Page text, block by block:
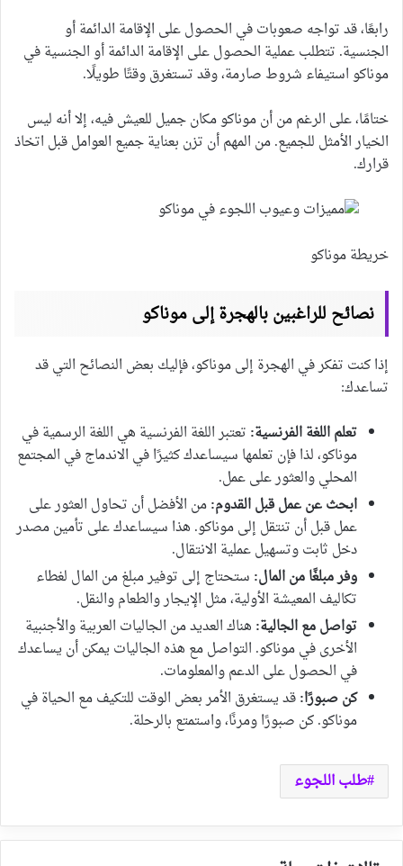
رابعًا، قد تواجه صعوبات في الحصول على الإقامة الدائمة أو
الجنسية. تتطلب عملية الحصول على الإقامة الدائمة أو الجنسية في
موناكو استيفاء شروط صارمة، وقد تستغرق وقتًا طويلًا.
ختامًا، على الرغم من أن موناكو مكان جميل للعيش فيه، إلا أنه ليس
الخيار الأمثل للجميع. من المهم أن تزن بعناية جميع العوامل قبل اتخاذ
قرارك.
خريطة موناكو
نصائح للراغبين بالهجرة إلى موناكو
إذا كنت تفكر في الهجرة إلى موناكو، فإليك بعض النصائح التي قد
تساعدك:
تعلم اللغة الفرنسية: تعتبر اللغة الفرنسية هي اللغة الرسمية في
موناكو، لذا فإن تعلمها سيساعدك كثيرًا في الاندماج في المجتمع
المحلي والعثور على عمل.
ابحث عن عمل قبل القدوم:من الأفضل أن تحاول العثور على
عمل قبل أن تنتقل إلى موناكو. هذا سيساعدك على تأمين مصدر
دخل ثابت وتسهيل عملية الانتقال.
وفر مبلغًا من المال: ستحتاج إلى توفير مبلغ من المال لغطاء
تكاليف المعيشة الأولية، مثل الإيجار والطعام والنقل.
تواصل مع الجالية: هناك العديد من الجاليات العربية والأجنبية
الأخرى في موناكو. التواصل مع هذه الجاليات يمكن أن يساعدك
في الحصول على الدعم والمعلومات.
كن صبورًا:قد يستغرق الأمر بعض الوقت للتكيف مع الحياة في
موناكو. كن صبورًا ومرنًا، واستمتع بالرحلة.
طلب اللجوء